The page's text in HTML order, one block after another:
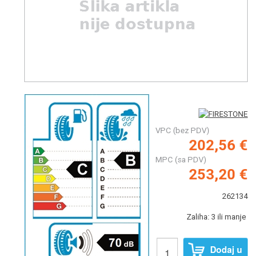
VPC (bez PDV)
202,56 €
MPC (sa PDV)
253,20 €
262134
Zaliha: 3 ili manje
Dodaj u